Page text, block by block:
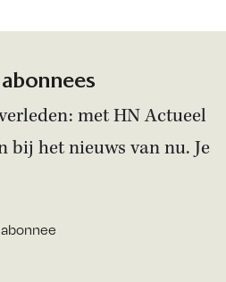
met HN Actueel
bij het nieuws van nu. Je